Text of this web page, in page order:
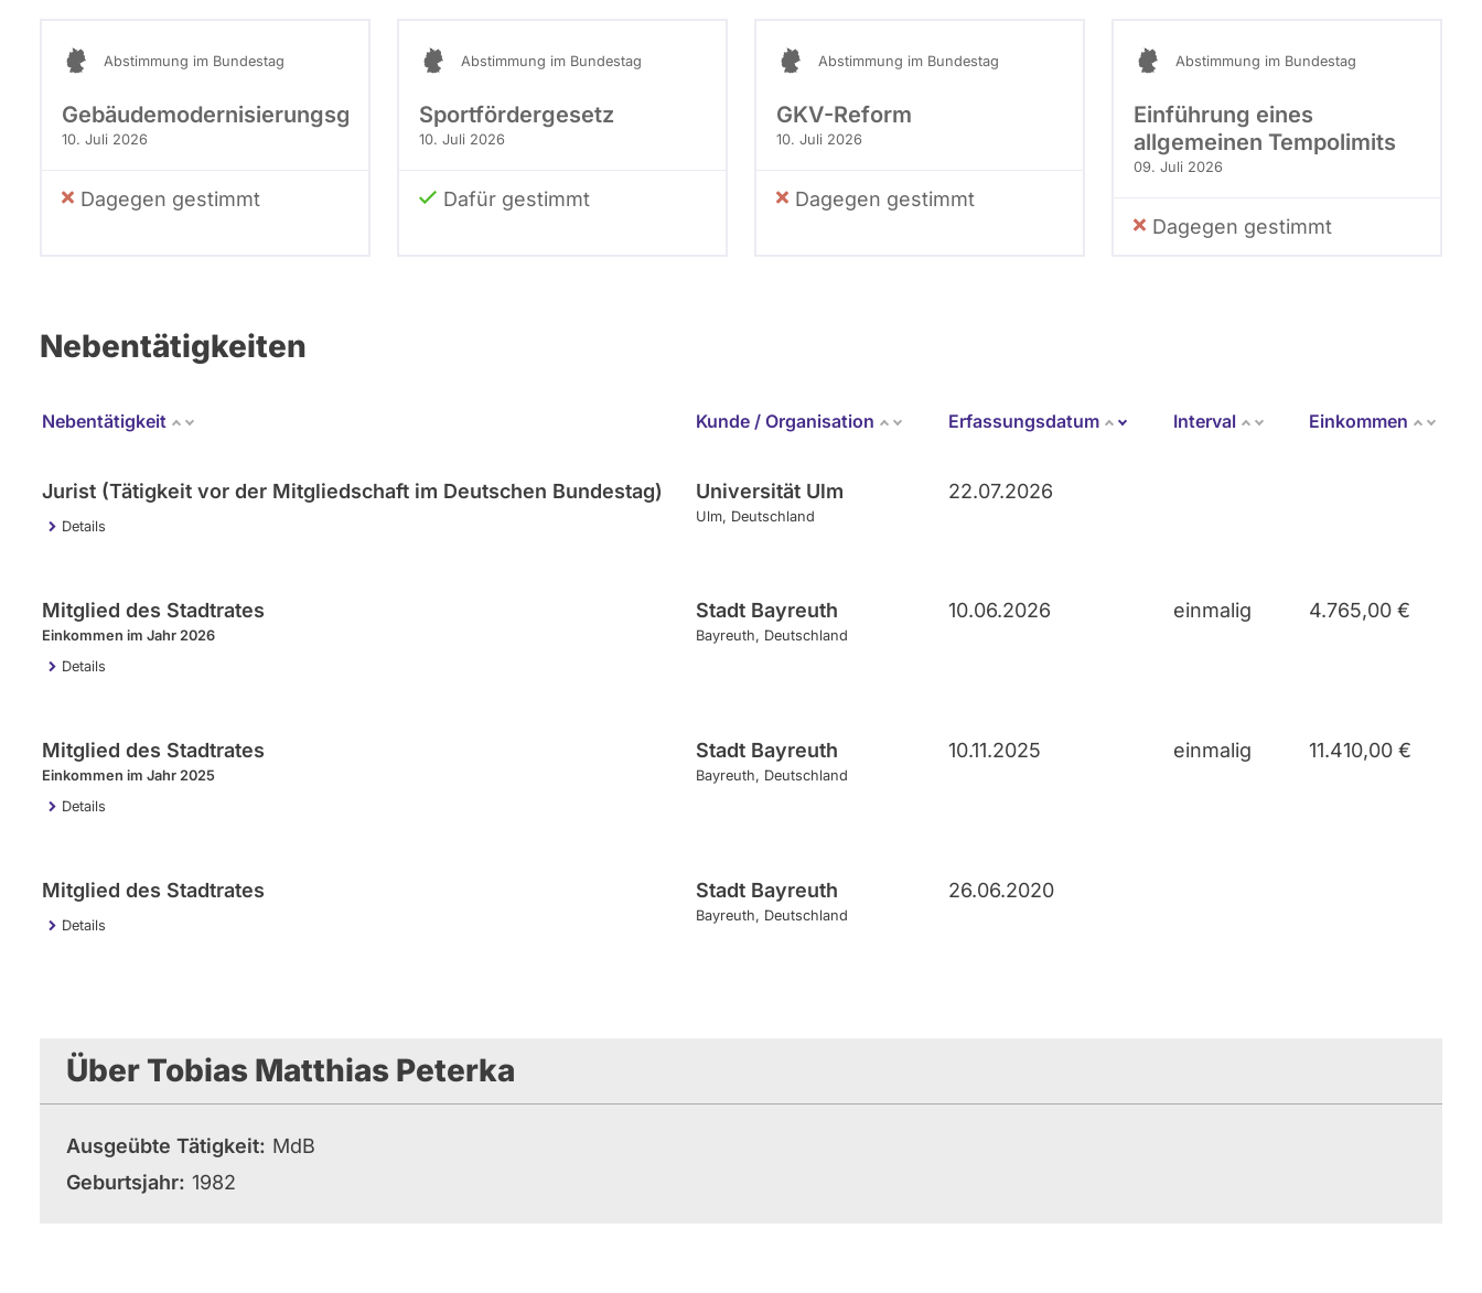
Abstimmung im Bundestag
Gebäudemodernisierungsgesetz
10. Juli 2026
Dagegen gestimmt
Abstimmung im Bundestag
Sportfördergesetz
10. Juli 2026
Dafür gestimmt
Abstimmung im Bundestag
GKV-Reform
10. Juli 2026
Dagegen gestimmt
Abstimmung im Bundestag
Einführung eines
allgemeinen Tempolimits
09. Juli 2026
Dagegen gestimmt
Nebentätigkeiten
Nebentätigkeit Kunde / Organisation Erfassungsdatum
Aufsteigend sortieren
Interval Einkommen
Jurist (Tätigkeit vor der Mitgliedschaft im Deutschen Bundestag)
Details
Universität Ulm
Ulm Deutschland
22.07.2026
Mitglied des Stadtrates
Einkommen im Jahr 2026
Details
Stadt Bayreuth
Bayreuth Deutschland
10.06.2026 einmalig 4.765,00 €
Mitglied des Stadtrates
Einkommen im Jahr 2025
Details
Stadt Bayreuth
Bayreuth Deutschland
10.11.2025 einmalig 11.410,00 €
Mitglied des Stadtrates
Details
Stadt Bayreuth
Bayreuth Deutschland
26.06.2020
Über Tobias Matthias Peterka
Ausgeübte Tätigkeit
MdB
Geburtsjahr 1982